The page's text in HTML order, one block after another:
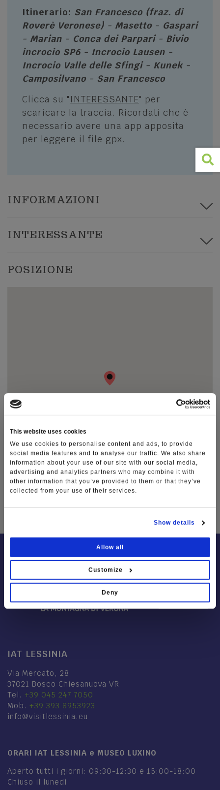
This website uses cookies
We use cookies to personalise content and ads, to provide
social media features and to analyse our traffic. We also share
information about your use of our site with our social media,
advertising and analytics partners who may combine it with
other information that you’ve provided to them or that they’ve
collected from your use of their services.
Show details
Allow all
Customize
Deny
Cultura, Sport e Sapori
I COMUNI
Grezzana
Bosco Chiesanuova
Cerro Veronese
Sant'Anna d'Alfaedo
Erbezzo
Velo Veronese
Piazze, Chiese e Simboli religiosi
SPORT E AVVENTURA
Trekking e percorsi
Mountain Bike
Lessinia Adventure - Quad
A cavallo in Lessinia
Lo sci ed altri sport invernali
Itinerario: San Francesco (fraz. di
Roverè Veronese) - Masetto - Gaspari
- Marian - Conca dei Parpari - Bivio
incrocio SP6 - Incrocio Lausen -
Incrocio Valle delle Sfingi - Kunek -
Camposilvano - San Francesco
Clicca su " INTERESSANTE" per
scaricare la traccia. Ricordati che è
necessario avere una app apposita
per leggere il file gpx.
INFORMAZIONI
INTERESSANTE
POSIZIONE
IAT LESSINIA
Via Mercato, 28
37021 Bosco Chiesanuova VR
Tel. +39 045 247 7050
Mob. +39 393 8953923
info@visitlessinia.eu
ORARI IAT LESSINIA e MUSEO LUXINO
Aperto tutti i giorni: 09:30-12:30 e 15:00-18:00
Chiuso il lunedì